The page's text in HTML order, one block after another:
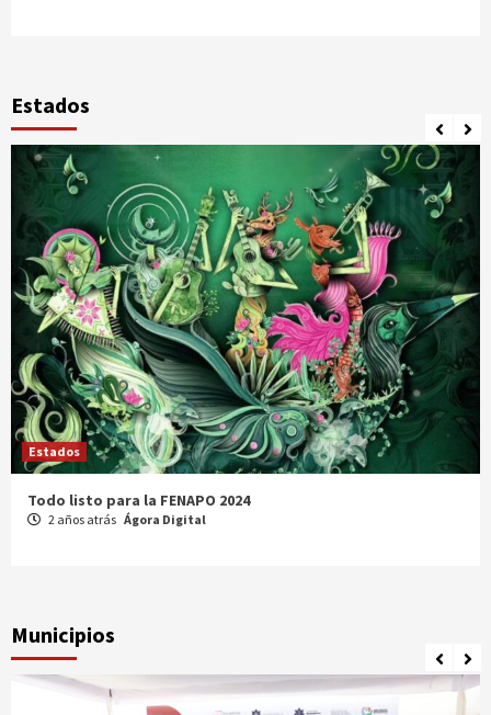
Estados
Estados
Comparte Cecytez estrategias para mejora académica en
Tamaulipas
Municipios